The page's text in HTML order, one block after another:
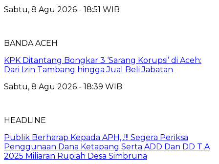
Sabtu, 8 Agu 2026 - 18:51 WIB
BANDA ACEH
KPK Ditantang Bongkar 3 ‘Sarang Korupsi’ di Aceh:
Dari Izin Tambang hingga Jual Beli Jabatan
Sabtu, 8 Agu 2026 - 18:39 WIB
HEADLINE
Publik Berharap Kepada APH,..!!! Segera Periksa
Penggunaan Dana Ketapang Serta ADD Dan DD T.A
2025 Miliaran Rupiah Desa Simbruna